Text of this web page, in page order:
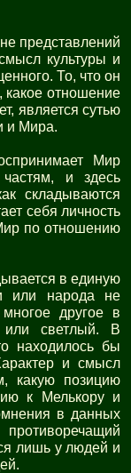
представлений
культуры и
То, что он
какое отношение
является сутью
и Мира.
Мир
и здесь
складываются
себя личность
по отношению
в единую
или народа не
другое в
светлый. В
находилось бы
и смысл
какую позицию
к Мелькору и
в данных
лишь у людей и